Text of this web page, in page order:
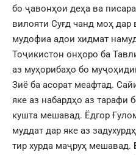
бо ҷавонҳои деҳа ва
вилояти Суғд чанд моҳ дар
мудофиа адои хидмат
Тоҷикистон онҳоро ба
аз муҳорибаҳо бо
Зиё ба асорат меафтад.
яке аз набардҳо аз тарафи
кушта мешавад. Ёдгор
муддат дар яке аз
тир хурда маҷруҳ мешавад.